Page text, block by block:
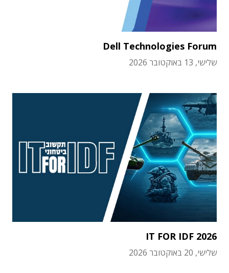
Dell Technologies Forum
שלישי, 13 באוקטובר 2026
IT FOR IDF 2026
שלישי, 20 באוקטובר 2026